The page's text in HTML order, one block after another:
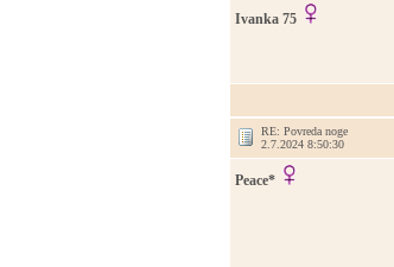
Ivanka 75
RE: Povreda noge
2.7.2024 8:50:30
Peace*